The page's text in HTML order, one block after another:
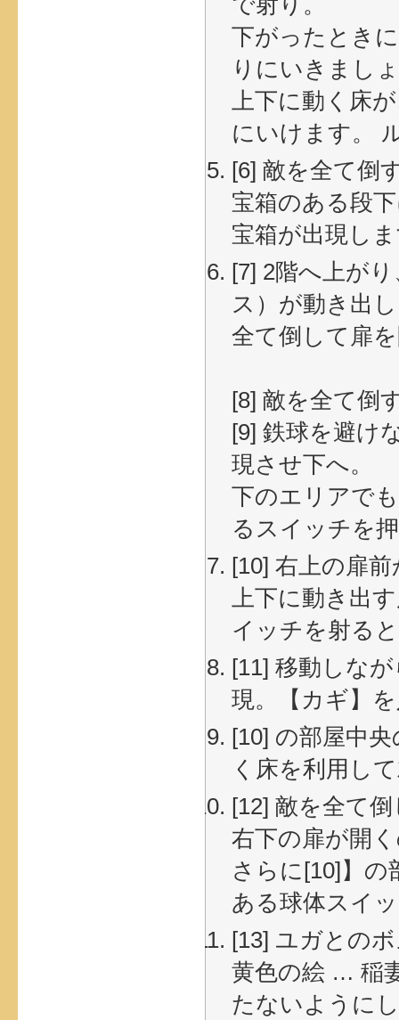
下がったとき
りにいきまし
上下に動く床
にいけます。
[6] 敵を全て倒
宝箱のある段
宝箱が出現し
[7] 2階へ上が
ス）が動き出
全て倒して扉
[8] 敵を全て倒
[9] 鉄球を避け
現させ下へ。
下のエリアで
るスイッチを
[10] 右上の扉
上下に動き出
イッチを射る
[11] 移動しな
現。【カギ】
[10] の部屋中
く床を利用し
[12] 敵を全て
右下の扉が開
さらに[10]】
ある球体スイ
[13] ユガとの
黄色の絵 … 稲
たないように